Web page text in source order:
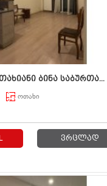
ბინა საბურთა...
ოთახი
ვრცლად